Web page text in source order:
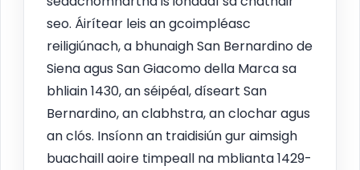
seo. Áirítear leis an gcoimpléasc
reiligiúnach, a bhunaigh San Bernardino de
Siena agus San Giacomo della Marca sa
bhliain 1430, an séipéal, díseart San
Bernardino, an clabhstra, an clochar agus
an clós. Insíonn an traidisiún gur aimsigh
buachaill aoire timpeall na mblianta 1429-